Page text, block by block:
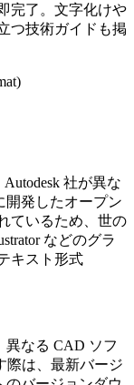
完了。文字化けや
つ技術ガイドも掲
)
社が異な
開発したオープン
ているため、世の
などのグラ
キスト形式
異なる CAD ソフ
際は、最新バージ